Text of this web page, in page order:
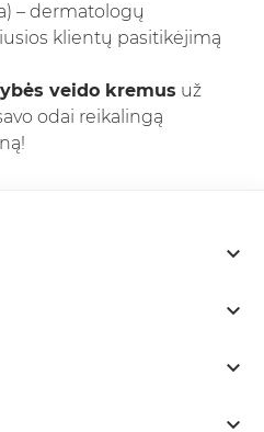
– dermatologų
klientų pasitikėjimą
veido kremus už
odai reikalingą



